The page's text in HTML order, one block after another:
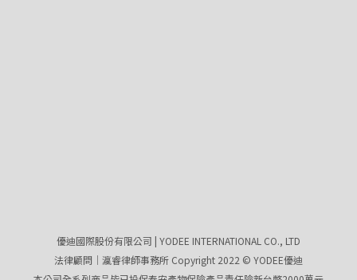
優迪國際股份有限公司 | YODEE INTERNATIONAL CO., LTD
法律顧問｜瀛睿律師事務所 Copyright 2022 © YODEE優迪